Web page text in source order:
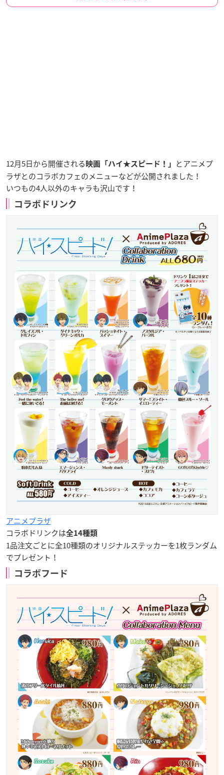
12月5日から開催される 映画「ハイ★スピード！」
とアニメプ
ラザとのコラボカフェのメニューなどが公開されました！
いつもの4人以外のキャラも沢山です！
コラボドリンク
アニメプラザ
コラボドリンクは全14種類
1品注文ごとに全10種類のオリジナルステッカーを1枚ランダム
でプレゼント！
コラボフード